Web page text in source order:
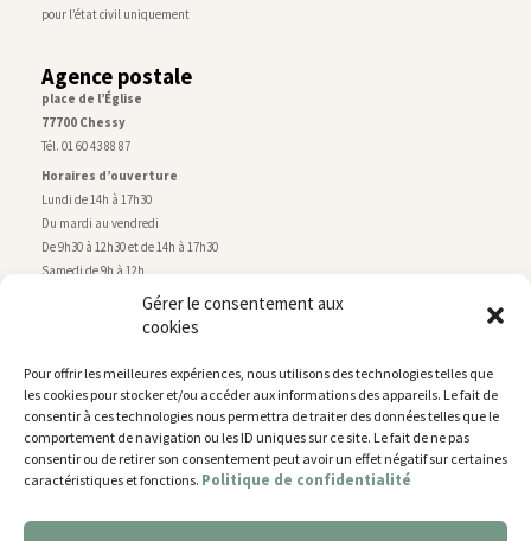
Gérer le consentement aux
cookies
Pour offrir les meilleures expériences, nous utilisons des technologies telles que
les cookies pour stocker et/ou accéder aux informations des appareils. Le fait de
consentir à ces technologies nous permettra de traiter des données telles que le
comportement de navigation ou les ID uniques sur ce site. Le fait de ne pas
consentir ou de retirer son consentement peut avoir un effet négatif sur certaines
caractéristiques et fonctions. Politique de confidentialité
pour l’état civil uniquement
Agence postale
place de l’Église
77700 Chessy
Tél. 01 60 43 88 87
Horaires d’ouverture
Lundi de 14h à 17h30
Du mardi au vendredi
De 9h30 à 12h30 et de 14h à 17h30
Samedi de 9h à 12h
Service technique
rue de Montry–77700 Chessy
Tél. 01 60 43 52 63
Horaires d’ouverture
Lundi, mardi et jeudi
De 9h à 11h45 et de 14h30 à 17h30